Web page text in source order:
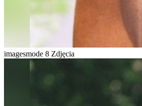
imagesmode 8 Zdjęcia